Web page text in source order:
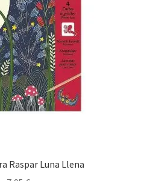
Raspar Luna Llena